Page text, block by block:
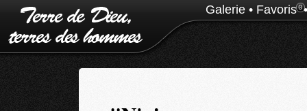
Galerie • Favoris0